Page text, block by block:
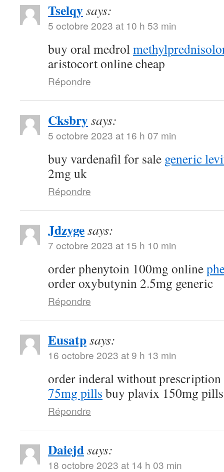
Tselqysays:
5 octobre 2023 at 10 h 53 min
buy oral medrol
aristocort online cheap
Répondre
Cksbrysays:
5 octobre 2023 at 16 h 07 min
buy vardenafil for sale generic
2mg uk
Répondre
Jdzygesays:
7 octobre 2023 at 15 h 10 min
order phenytoin 100mg online
order oxybutynin 2.5mg generic
Répondre
Eusatpsays:
16 octobre 2023 at 9 h 13 min
order inderal without prescription
75mg pills buy plavix 150mg pills
Répondre
Daiejdsays:
18 octobre 2023 at 14 h 03 min